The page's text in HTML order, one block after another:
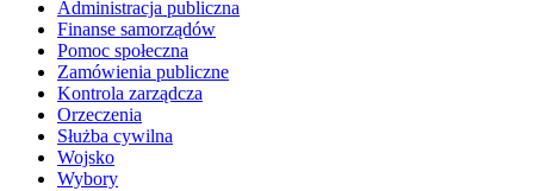
Administracja publiczna
Finanse samorządów
Pomoc społeczna
Zamówienia publiczne
Kontrola zarządcza
Orzeczenia
Służba cywilna
Wojsko
Wybory